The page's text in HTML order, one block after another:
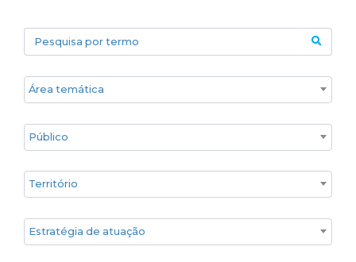
Pesquisa por termo
Áreas temáticas
Público
Territórios
Estratégia de atuação